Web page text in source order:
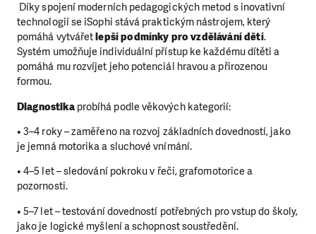
Díky spojení moderních pedagogických metod s inovativní
technologií se iSophi stává praktickým nástrojem, který
pomáhá vytvářetlepší podmínky pro vzdělávání dětí.
Systém umožňuje individuální přístup ke každému dítěti a
pomáhá mu rozvíjet jeho potenciál hravou a přirozenou
formou.
Diagnostikaprobíhá podle věkových kategorií:
• 3–4 roky – zaměřeno na rozvoj základních dovedností, jako
je jemná motorika a sluchové vnímání.
• 4–5 let – sledování pokroku v řeči, grafomotorice a
pozornosti.
• 5–7 let – testování dovedností potřebných pro vstup do školy,
jako je logické myšlení a schopnost soustředění.